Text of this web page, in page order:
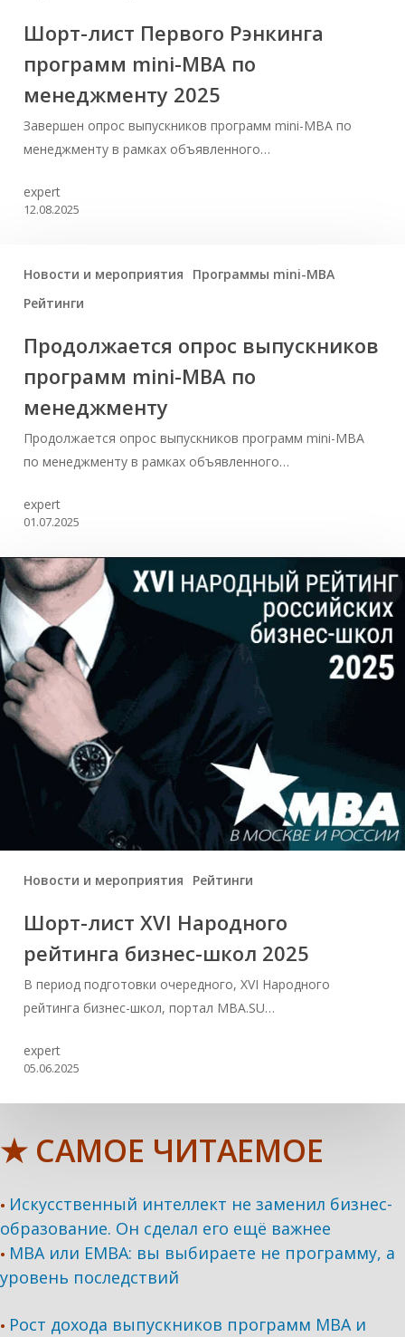
Шорт-лист Первого Рэнкинга
программ mini-MBA по
менеджменту 2025
Завершен опрос выпускников программ mini-MBA по
менеджменту в рамках объявленного…
expert
12.08.2025
Новости и мероприятия
Программы mini-MBA
Рейтинги
Продолжается опрос выпускников
программ mini-MBA по
менеджменту
Продолжается опрос выпускников программ mini-MBA
по менеджменту в рамках объявленного…
expert
01.07.2025
Новости и мероприятия Рейтинги
Шорт-лист ХVI Народного
рейтинга бизнес-школ 2025
В период подготовки очередного, XVI Народного
рейтинга бизнес-школ, портал MBA.SU…
expert
05.06.2025
★ САМОЕ ЧИТАЕМОЕ
• Искусственный интеллект не заменил бизнес-
образование. Он сделал его ещё важнее
• MBA или EMBA: вы выбираете не программу, а
уровень последствий
• Рост дохода выпускников программ МВА и